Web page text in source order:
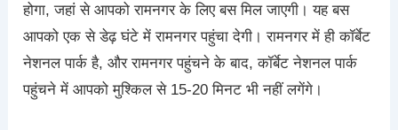
होगा, जहां से आपको रामनगर के लिए बस मिल जाएगी। यह बस
आपको एक से डेढ़ घंटे में रामनगर पहुंचा देगी। रामनगर में ही कॉर्बेट
नेशनल पार्क है, और रामनगर पहुंचने के बाद, कॉर्बेट नेशनल पार्क
पहुंचने में आपको मुश्किल से 15-20 मिनट भी नहीं लगेंगे।